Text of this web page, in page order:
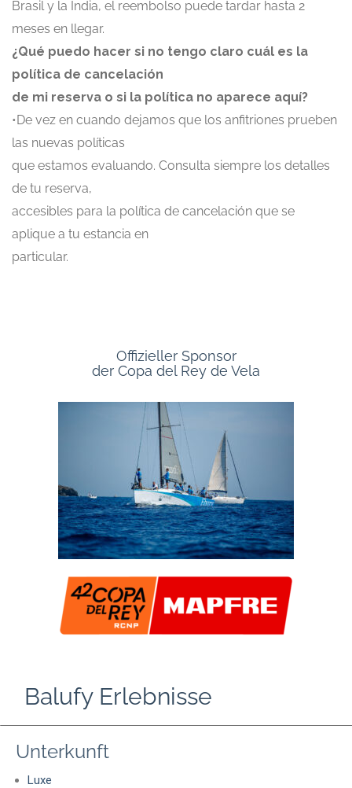
Brasil y la India, el reembolso puede tardar hasta 2
meses en llegar.
¿Qué puedo hacer si no tengo claro cuál es la
política de cancelación
de mi reserva o si la política no aparece aquí?
•De vez en cuando dejamos que los anfitriones prueben
las nuevas políticas
que estamos evaluando. Consulta siempre los detalles
de tu reserva,
accesibles para la política de cancelación que se
aplique a tu estancia en
particular.
Offizieller Sponsor
der Copa del Rey de Vela
Balufy Erlebnisse
Unterkunft
Luxe